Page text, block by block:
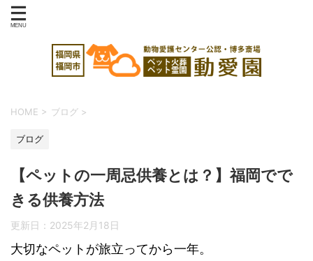
HOME > ブログ >
ブログ
【ペットの一周忌供養とは？】福岡でで
きる供養方法
更新日： 2025年2月18日
大切なペットが旅立ってから一年。